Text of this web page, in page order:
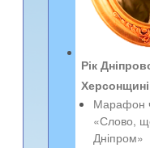
Рік
Херсонщині
Марафон
«Слово,
Дніпром»